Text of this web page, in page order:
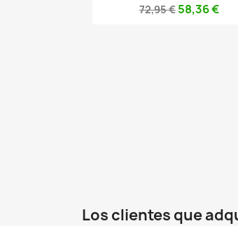
72,95 € 58,36 €
Los clientes que